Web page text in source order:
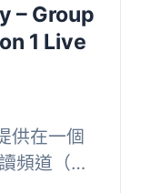
– Group
1 Live
供在一個
頻道（廣